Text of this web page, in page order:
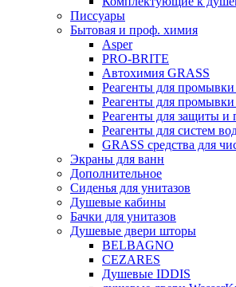
Писсуары
Бытовая и проф. химия
Asper
PRO-BRITE
Автохимия GRASS
Реагенты для
Реагенты для
Реагенты для защиты и
Реагенты для систем
GRASS средства для
Экраны для ванн
Дополнительное
Сиденья для унитазов
Душевые кабины
Бачки для унитазов
Душевые двери шторы
BELBAGNO
CEZARES
Душевые IDDIS